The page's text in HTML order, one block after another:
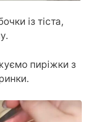
із тіста,
пиріжки з